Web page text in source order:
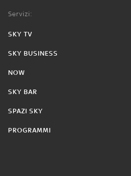
Servizi:
SKY TV
SKY BUSINESS
NOW
SKY BAR
SPAZI SKY
PROGRAMMI